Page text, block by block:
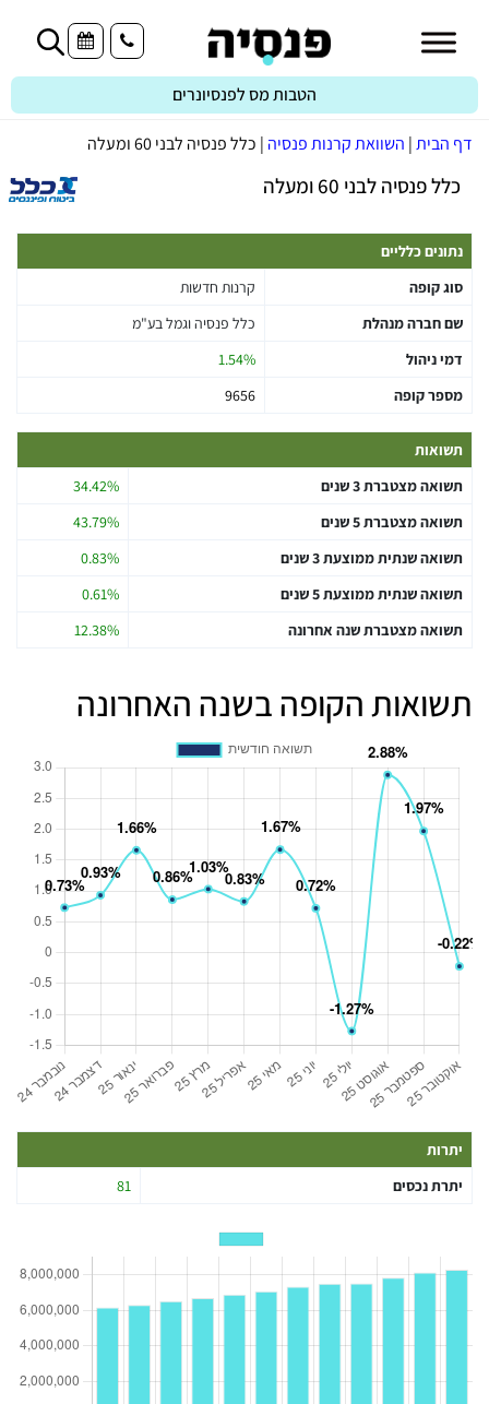
הטבות מס לפנסיונרים
דף הבית| השוואת קרנות פנסיה | כלל פנסיה לבני 60 ומעלה
כלל פנסיה לבני 60 ומעלה
נתונים כלליים
סוג קופה
קרנות חדשות
שם חברה מנהלת
כלל פנסיה וגמל בע"מ
דמי ניהול
1.54%
מספר קופה
9656
תשואות
תשואה מצטברת 3 שנים
34.42%
תשואה מצטברת 5 שנים
43.79%
תשואה שנתית ממוצעת 3 שנים
0.83%
תשואה שנתית ממוצעת 5 שנים
0.61%
תשואה מצטברת שנה אחרונה
12.38%
תשואות הקופה בשנה האחרונה
יתרות
יתרת נכסים
81